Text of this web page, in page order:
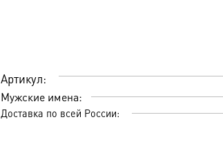
Артикул:
Мужские имена:
Доставка по всей России: